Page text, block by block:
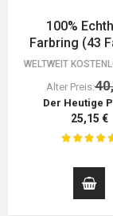
100%
Farbring (43
Alter Preis:
Der Heutige
25,15 €